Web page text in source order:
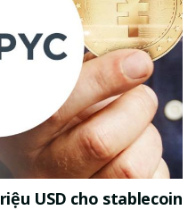
USD cho stablecoin